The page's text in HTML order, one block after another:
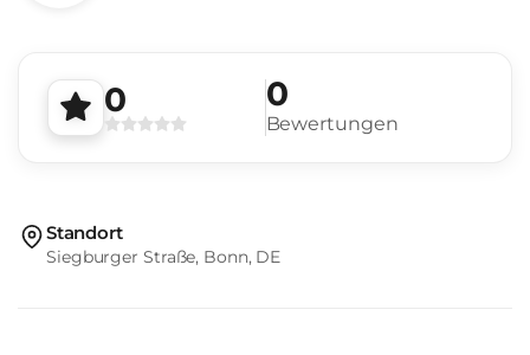
0 0
Bewertungen
Standort
Siegburger Straße, Bonn, DE